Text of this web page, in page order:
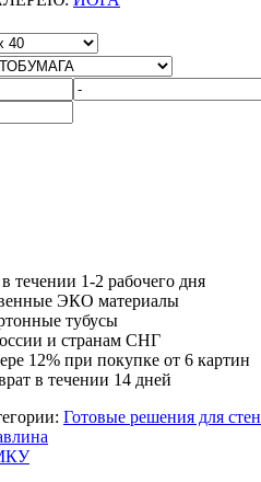
течении 1-2 рабочего дня
ЭКО материалы
тубусы
и странам СНГ
12% при покупке от 6 картин
в течении 14 дней
Готовые решения для стен